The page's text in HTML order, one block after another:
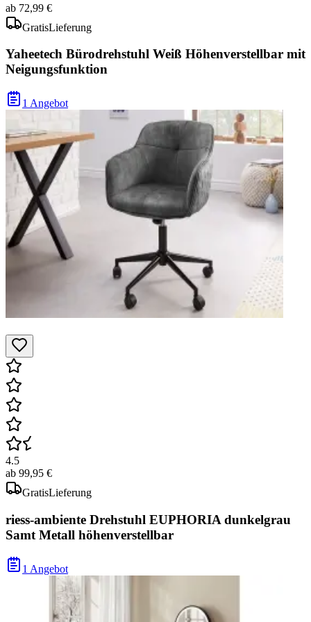
ab 72,99 €
GratisLieferung
Yaheetech Bürodrehstuhl Weiß Höhenverstellbar mit
Neigungsfunktion
1 Angebot
4.5
ab 99,95 €
GratisLieferung
riess-ambiente Drehstuhl EUPHORIA dunkelgrau
Samt Metall höhenverstellbar
1 Angebot